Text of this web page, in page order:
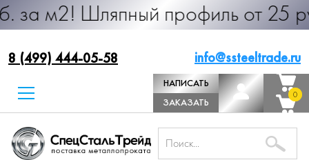
профиль от 25 руб. за
8 (499) 444-05-58 info@ssteeltrade.ru
НАПИСАТЬ
ДИРЕКТОРУ
ЗАКАЗАТЬ
ЗВОНОК
0
0